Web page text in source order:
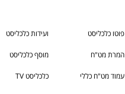
פוטו כלכליסט ועידות כלכליסט
המרת מט"ח מוסף כלכליסט
עמוד מט"ח כללי כלכליסט TV